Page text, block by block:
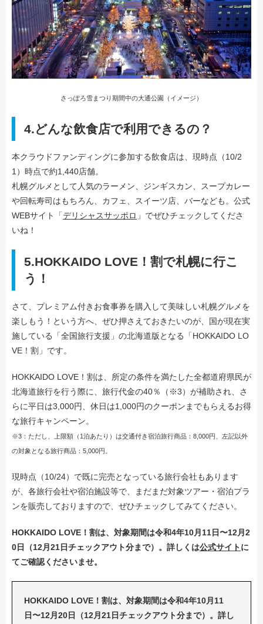
さっぽろ雪まつり期間中の大通公園（イメージ）
4.どんな飲食店で利用できるの？
本クラウドファンディングに参加する飲食店は、現時点（10/2
1）時点で約1,440店舗。
札幌グルメとして人気のラーメン、ジンギスカン、スープカレー
や回転寿司はもちろん、カフェ、スイーツ店、バーなども。公式
WEBサイト「デリシャスサッポロ 」でぜひチェックしてくださ
いね！
5.HOKKAIDO LOVE！割で札幌に行こ
う！
さて、プレミアム付きお食事券を購入して美味しい札幌グルメを
楽しもう！という方へ、ぜひ押さえておきたいのが、国が現在実
施している「全国旅行支援」の北海道版となる「HOKKAIDO LO
VE！割」です。
HOKKAIDO LOVE！割は、所定の条件を満たした全都道府県民が
北海道旅行を行う際に、旅行代金の40％（※3）が補助され、さ
らに平日は3,000円、休日は1,000円のクーポンまでもらえるお得
な旅行キャンペーン。
※3：ただし、上限額（1泊あたり）は交通付き宿泊旅行商品：8,000円、左記以外
の対象となる旅行商品：5,000円。
現時点（10/24）で既に完売となっている旅行会社もあります
が、各旅行会社や宿泊施設等で、まだまだ対象ツアー・宿泊プラ
ンを販売しておりますので、ぜひチェックしてみてください。
HOKKAIDO LOVE！割は、対象期間は令和4年10月11日〜12月2
0日（12月21日チェックアウト分まで）。詳しくは公式サイトに
てご確認くださいませ。
HOKKAIDO LOVE！割は、対象期間は令和4年10月11
日〜12月20日（12月21日チェックアウト分まで）。詳し